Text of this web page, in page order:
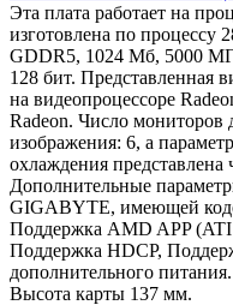
Эта плата работает на
изготовлена по
GDDR5, 1024 Мб, 5000
128 бит. Представленная
на видеопроцессоре
Radeon. Число мониторов
изображения: 6, а
охлаждения представлена
Дополнительные
GIGABYTE, имеющей
Поддержка AMD APP (ATI
Поддержка HDCP,
дополнительного
Высота карты 137 мм.